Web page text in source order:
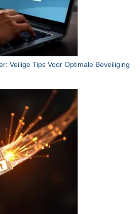
Veilige Tips Voor Optimale Beveiliging